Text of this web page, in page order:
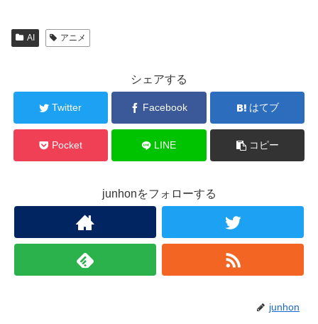
AI アニメ
シェアする
Twitter Facebook はてブ
Pocket LINE コピー
junhonをフォローする
junhon